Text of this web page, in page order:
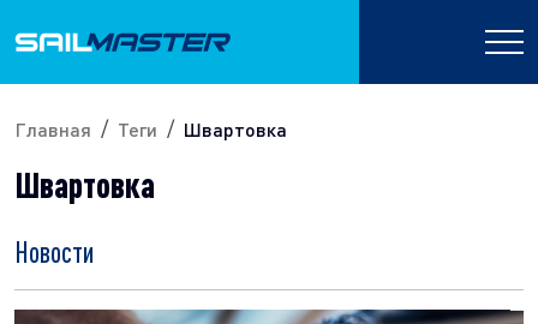
Главная Теги Швартовка
Швартовка
Новости